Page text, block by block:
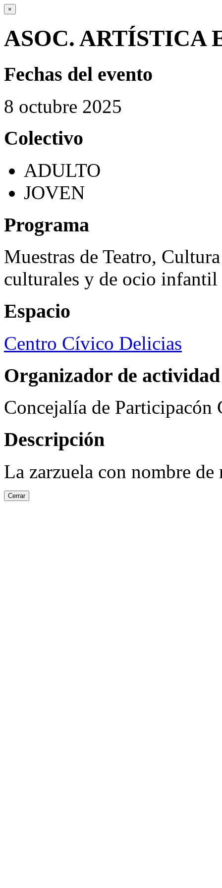
×
ASOC. ARTÍSTICA
Fechas del evento
8 octubre 2025
Colectivo
ADULTO
JOVEN
Programa
Muestras de Teatro,
culturales y de ocio infantil
Espacio
Centro Cívico Delicias
Organizador de actividad
Concejalía de Participacón
Descripción
La zarzuela con nombre de
Cerrar